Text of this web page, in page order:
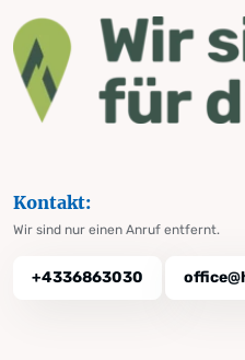
Kontakt:
Wir sind nur einen Anruf entfernt.
+4336863030